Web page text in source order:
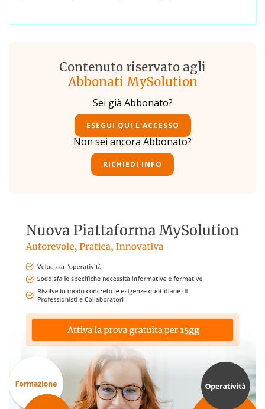
Contenuto riservato agli
Abbonati MySolution
Sei già Abbonato?
ESEGUI QUI L'ACCESSO
Non sei ancora Abbonato?
RICHIEDI INFO